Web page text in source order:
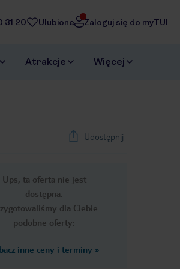
31 20 Ulubione Zaloguj się do myTUI
Atrakcje Więcej
Udostępnij
Ups, ta oferta nie jest
dostępna.
dla Ciebie
podobne oferty:
inne ceny i terminy »
Bardzo dobry